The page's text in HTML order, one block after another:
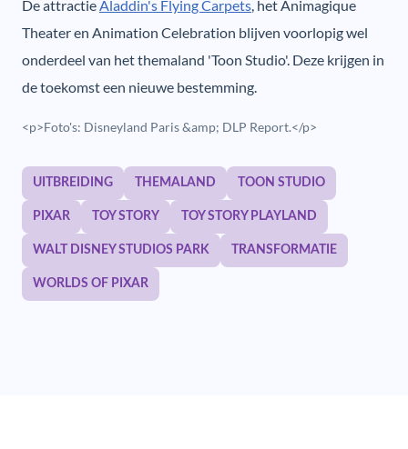
De attractieAladdin's Flying Carpets, het Animagique
Theater en Animation Celebration blijven voorlopig wel
onderdeel van het themaland 'Toon Studio'. Deze krijgen in
de toekomst een nieuwe bestemming.
<p>Foto's: Disneyland Paris &amp; DLP Report.</p>
UITBREIDING THEMALAND TOON STUDIO
PIXAR TOY STORY TOY STORY PLAYLAND
WALT DISNEY STUDIOS PARK TRANSFORMATIE
WORLDS OF PIXAR